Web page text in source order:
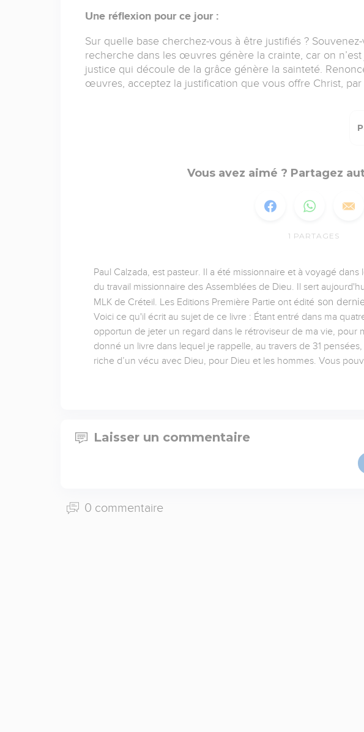
Une réflexion pour ce jour :
Sur quelle base cherchez-vous à être justifiés ?
recherche dans les œuvres génère la crainte, car on n’est
justice qui découle de la grâce génère la sainteté.
œuvres, acceptez la justification que vous offre Christ, par
Vous avez aimé ? Partagez
1 PARTAGES
Paul Calzada, est pasteur. Il a été missionnaire et à voyagé
du travail missionnaire des Assemblées de Dieu. Il sert
MLK de Créteil. Les Editions Première Partie ont édité son
Voici ce qu'il écrit au sujet de ce livre : Étant entré dans ma
opportun de jeter un regard dans le rétroviseur de ma vie, pour
donné un livre dans lequel je rappelle, au travers de 31
riche d’un vécu avec Dieu, pour Dieu et les hommes. Vous
Laisser un commentaire
0 commentaire